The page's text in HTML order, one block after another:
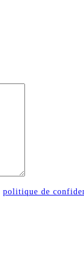
politique de